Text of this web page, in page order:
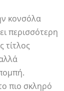
κονσόλα
περισσότερη
τίτλος
πιο σκληρό